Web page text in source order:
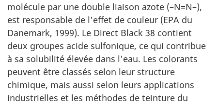
molécule par une double liaison azote (–N=N–),
est responsable de l'effet de couleur (EPA du
Danemark, 1999). Le Direct Black 38 contient
deux groupes acide sulfonique, ce qui contribue
à sa solubilité élevée dans l'eau. Les colorants
peuvent être classés selon leur structure
chimique, mais aussi selon leurs applications
industrielles et les méthodes de teinture du